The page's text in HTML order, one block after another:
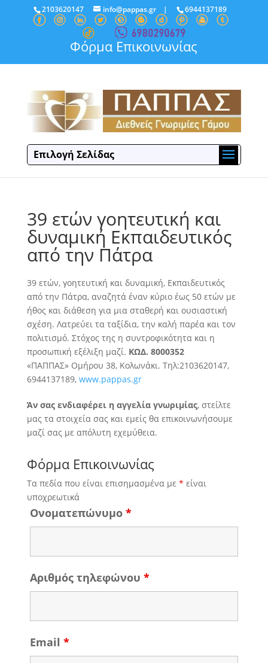
2103620147 info@pappas.gr| 6944137189
Φόρμα Επικοινωνίας
Επιλογή Σελίδας
39 ετών γοητευτική και
δυναμική Εκπαιδευτικός
από την Πάτρα
39 ετών, γοητευτική και δυναμική, Εκπαιδευτικός
από την Πάτρα, αναζητά έναν κύριο έως 50 ετών με
ήθος και διάθεση για μια σταθερή και ουσιαστική
σχέση. Λατρεύει τα ταξίδια, την καλή παρέα και τον
πολιτισμό. Στόχος της η συντροφικότητα και η
προσωπική εξέλιξη μαζί. ΚΩΔ. 8000352
«ΠΑΠΠΑΣ» Ομήρου 38, Κολωνάκι. Τηλ:2103620147,
6944137189, www.pappas.gr
Άν σας ενδιαφέρει η αγγελία γνωριμίας, στείλτε
μας τα στοιχεία σας και εμείς θα επικοινωνήσουμε
μαζί σας με απόλυτη εχεμύθεια.
Φόρμα Επικοινωνίας
Τα πεδία που είναι επισημασμένα με * είναι
υποχρεωτικά
Ονοματεπώνυμο *
Αριθμός τηλεφώνου *
Email *